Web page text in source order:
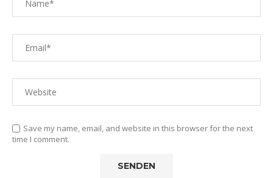
Save my name, email, and website in this browser for the next
time I comment.